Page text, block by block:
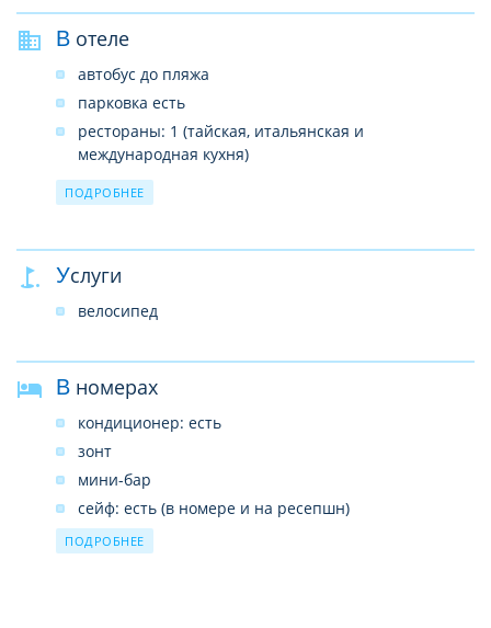
В отеле
автобус до пляжа
парковка есть
рестораны: 1 (тайская, итальянская и
международная кухня)
бары: 1
комната для багажа
фитнес-центр
ресепция
охрана 24 часа
бесплатно
ПОДРОБНЕЕ
Услуги
велосипед
В номерах
кондиционер: есть
зонт
мини-бар
сейф: есть (в номере и на ресепшн)
халат
ПОДРОБНЕЕ